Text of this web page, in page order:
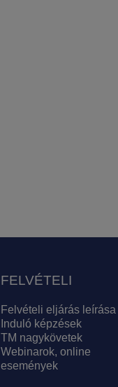
FELVÉTELI
Felvételi eljárás leírása
Induló képzések
TM nagykövetek
Webinarok, online
események